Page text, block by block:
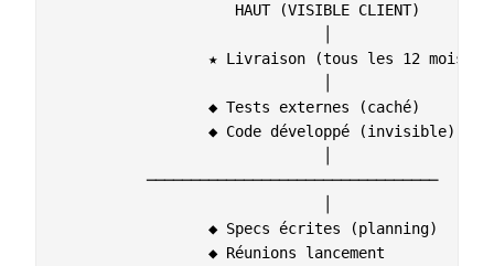
                    HAUT (VISIBLE CLIENT)
                 ★ Livraison (tous les 12 mois)
                 ◆ Tests externes (caché)
                 ◆ Code développé (invisible)
          ─────────────────────────────────
                 ◆ Specs écrites (planning)
                 ◆ Réunions lancement